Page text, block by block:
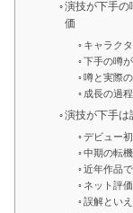
演技が下手の
価
キャラク
下手の噂
噂と実際
成長の過
演技が下手は
デビュー
中期の転
近年作品
ネット評
誤解とい